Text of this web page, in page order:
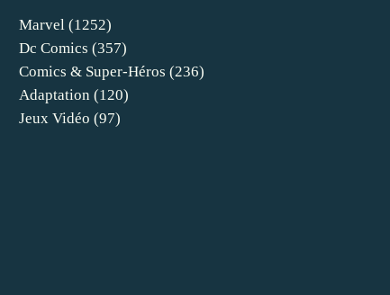
Marvel (1252)
Dc Comics (357)
Comics & Super-Héros (236)
Adaptation (120)
Jeux Vidéo (97)